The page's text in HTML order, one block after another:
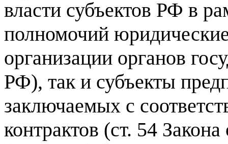
власти субъектов РФ в
полномочий
организации органов
РФ), так и субъекты
заключаемых с
контрактов (ст. 54